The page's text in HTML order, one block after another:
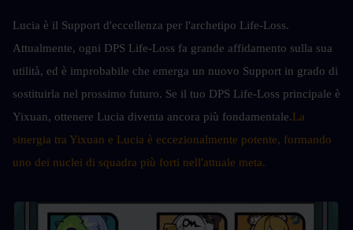
Lucia è il Support d'eccellenza per l'archetipo Life-Loss.
Attualmente, ogni DPS Life-Loss fa grande affidamento sulla sua
utilità, ed è improbabile che emerga un nuovo Support in grado di
sostituirla nel prossimo futuro. Se il tuo DPS Life-Loss principale è
Yixuan, ottenere Lucia diventa ancora più fondamentale.La
sinergia tra Yixuan e Lucia è eccezionalmente potente, formando
uno dei nuclei di squadra più forti nell'attuale meta.